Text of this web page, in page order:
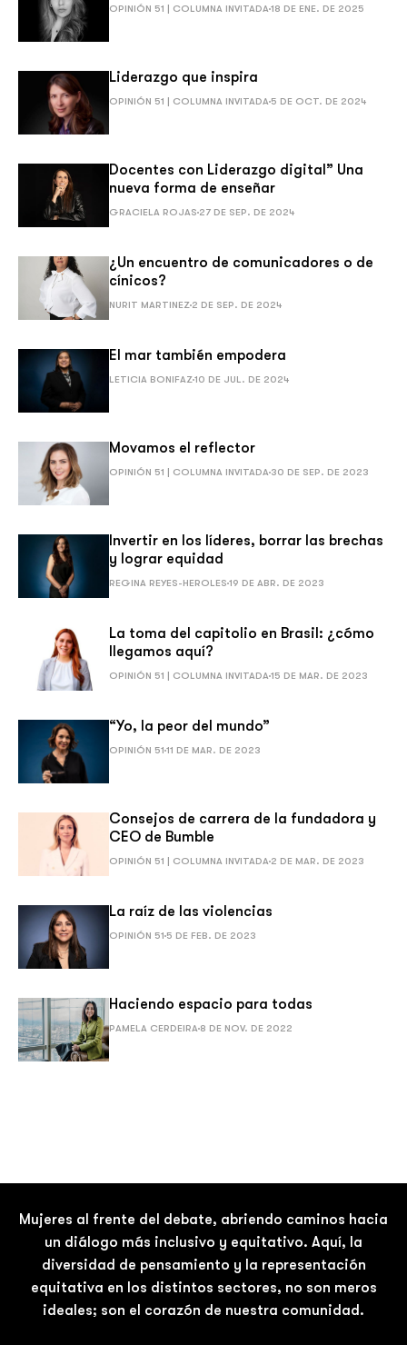
OPINIÓN 51 | COLUMNA INVITADA18 DE ENE. DE 2025
Liderazgo que inspira
OPINIÓN 51 | COLUMNA INVITADA 5 DE OCT. DE 2024
Docentes con Liderazgo digital” Una
nueva forma de enseñar
GRACIELA ROJAS 27 DE SEP. DE 2024
¿Un encuentro de comunicadores o de
cínicos?
NURIT MARTINEZ 2 DE SEP. DE 2024
El mar también empodera
LETICIA BONIFAZ10 DE JUL. DE 2024
Movamos el reflector
OPINIÓN 51 | COLUMNA INVITADA 30 DE SEP. DE 2023
Invertir en los líderes, borrar las brechas
y lograr equidad
REGINA REYES-HEROLES 19 DE ABR. DE 2023
La toma del capitolio en Brasil: ¿cómo
llegamos aquí?
OPINIÓN 51 | COLUMNA INVITADA15 DE MAR. DE 2023
“Yo, la peor del mundo”
OPINIÓN 51 11 DE MAR. DE 2023
Consejos de carrera de la fundadora y
CEO de Bumble
OPINIÓN 51 | COLUMNA INVITADA 2 DE MAR. DE 2023
La raíz de las violencias
OPINIÓN 51 5 DE FEB. DE 2023
Haciendo espacio para todas
PAMELA CERDEIRA 8 DE NOV. DE 2022
Mujeres al frente del debate, abriendo caminos hacia
un diálogo más inclusivo y equitativo. Aquí, la
diversidad de pensamiento y la representación
equitativa en los distintos sectores, no son meros
ideales; son el corazón de nuestra comunidad.